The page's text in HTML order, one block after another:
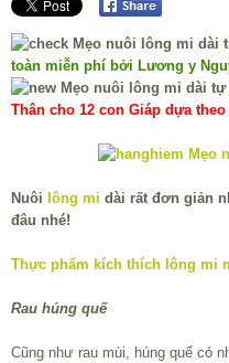
toàn miễn phí bởi Lương y
Thân cho 12 con Giáp dựa
Nuôi lông mi dài rất đơn giản
đâu nhé!
Thực phẩm kích thích lông mi
Rau húng quế
Cũng như rau mùi, húng quế có